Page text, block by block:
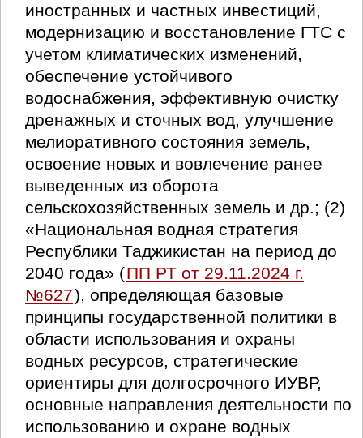
иностранных и частных инвестиций,
модернизацию и восстановление ГТС с
учетом климатических изменений,
обеспечение устойчивого
водоснабжения, эффективную очистку
дренажных и сточных вод, улучшение
мелиоративного состояния земель,
освоение новых и вовлечение ранее
выведенных из оборота
сельскохозяйственных земель и др.; (2)
«Национальная водная стратегия
Республики Таджикистан на период до
2040 года» (ПП РТ от 29.11.2024 г.
№627), определяющая базовые
принципы государственной политики в
области использования и охраны
водных ресурсов, стратегические
ориентиры для долгосрочного ИУВР,
основные направления деятельности по
использованию и охране водных